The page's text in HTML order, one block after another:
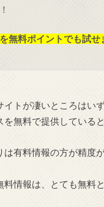
無料ポイントでも試せ
イトが凄いところはい
を無料で提供している
は有料情報の方が精度
料情報は、とても無料